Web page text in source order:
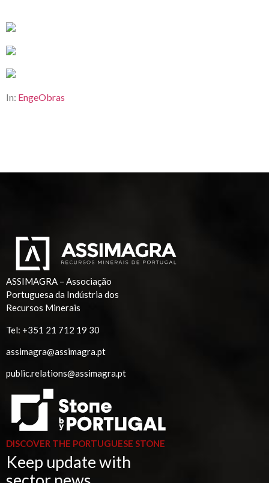
In: EngeObras
ASSIMAGRA – Associação
Portuguesa da Indústria dos
Recursos Minerais
Tel: +351 21 712 19 30
assimagra@assimagra.pt
public.relations@assimagra.pt
DISCOVER THE PORTUGUESE STONE
Keep update with